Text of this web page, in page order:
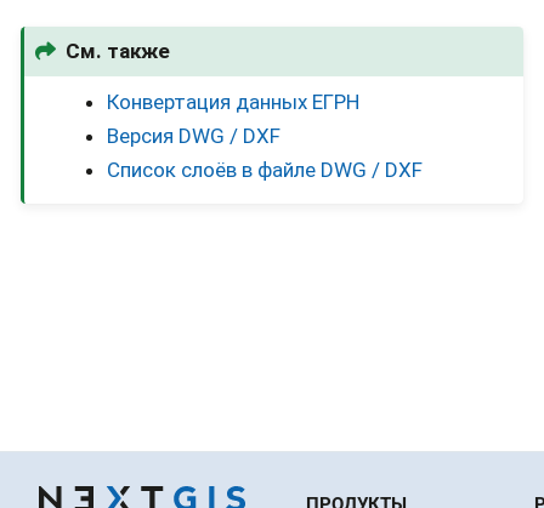
См. также
Конвертация данных ЕГРН
Версия DWG / DXF
Список слоёв в файле DWG / DXF